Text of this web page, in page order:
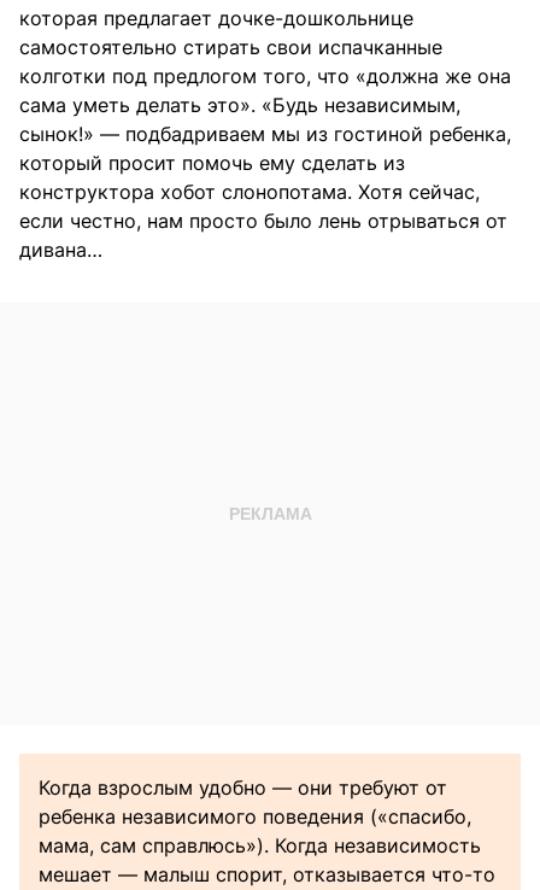
которая предлагает дочке-дошкольнице
самостоятельно стирать свои испачканные
колготки под предлогом того, что «должна же она
сама уметь делать это». «Будь независимым,
сынок!» — подбадриваем мы из гостиной ребенка,
который просит помочь ему сделать из
конструктора хобот слонопотама. Хотя сейчас,
если честно, нам просто было лень отрываться от
дивана…
Когда взрослым удобно — они требуют от
ребенка независимого поведения («спасибо,
мама, сам справлюсь»). Когда независимость
мешает — малыш спорит, отказывается что-то